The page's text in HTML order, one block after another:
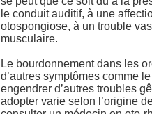
le conduit auditif, à une
otospongiose, à un trouble
musculaire.
Le bourdonnement dans les
d’autres symptômes comme
engendrer d’autres troubles
adopter varie selon l’origine